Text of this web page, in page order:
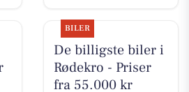
BILER
De billigste biler i
Rødekro - Priser
fra 55.000 kr